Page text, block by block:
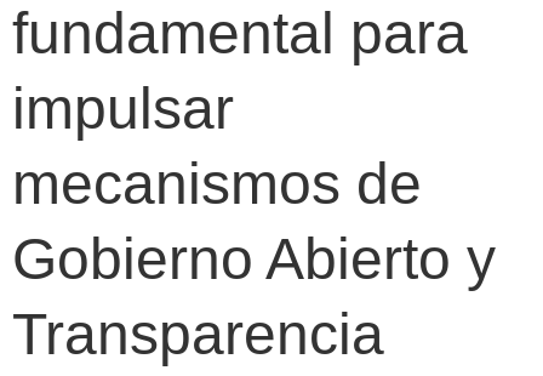
fundamental para
impulsar
mecanismos de
Gobierno Abierto y
Transparencia